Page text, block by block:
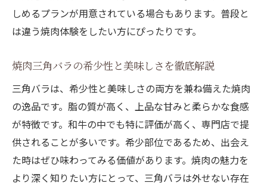
しめるプランが用意されている場合もあります。普段と
は違う焼肉体験をしたい方にぴったりです。
焼肉三角バラの希少性と美味しさを徹底解説
三角バラは、希少性と美味しさの両方を兼ね備えた焼肉
の逸品です。脂の質が高く、上品な甘みと柔らかな食感
が特徴です。和牛の中でも特に評価が高く、専門店で提
供されることが多いです。希少部位であるため、出会え
た時はぜひ味わってみる価値があります。焼肉の魅力を
より深く知りたい方にとって、三角バラは外せない存在